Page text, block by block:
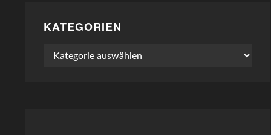
KATEGORIEN
Kategorien